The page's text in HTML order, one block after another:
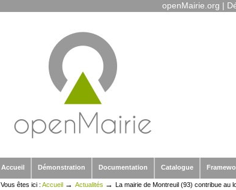
openMairie.org |
Accueil
Démonstration Documentation Catalogue
Vous êtes ici : Accueil → Actualités → La mairie de Montreuil (93) contribue au